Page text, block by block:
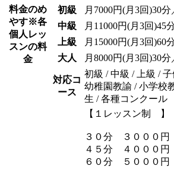
料金のめ
やす※各
個人レッ
スンの料
金
初級
月7000円(月3回)30分
中級
月11000円(月3回)45
上級
月15000円(月3回)60
大人
月8000円(月3回)30分
対応コ
ース
初級 / 中級 / 上級 /
幼稚園教諭 / 小学校
生 / 各種コンクール
【１レッスン制 】
３０分 ３０００円
４５分 ４０００円
６０分 ５０００円